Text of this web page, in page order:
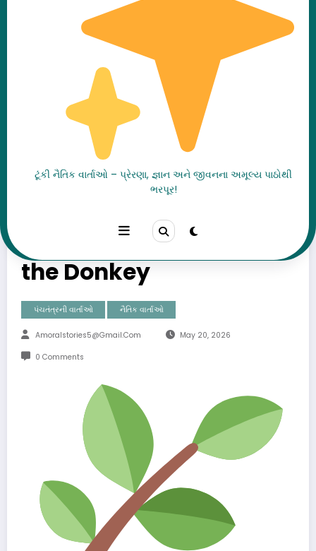
ટૂંકી નૈતિક વાર્તાઓ – પ્રેરણા, જ્ઞાન અને જીવનના અમૂલ્ય પાઠોથી
ભરપૂર!
ધોબીનો ગધેડો | પંચતંત્રની
| The Washerman and
the Donkey
પંચતંત્રની વાર્તાઓ નૈતિક વાર્તાઓ
Amoralstories5@gmail.com May 20, 2026
0 Comments